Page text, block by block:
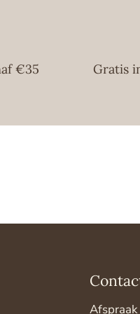
€35 Gratis